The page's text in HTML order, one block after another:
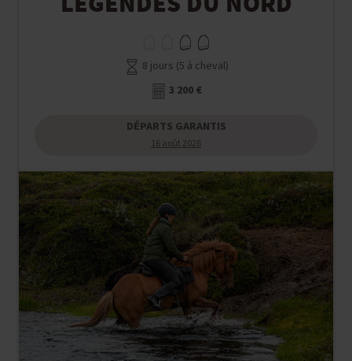
8 jours (5 à cheval)
3 200 €
DÉPARTS GARANTIS
16 août 2026